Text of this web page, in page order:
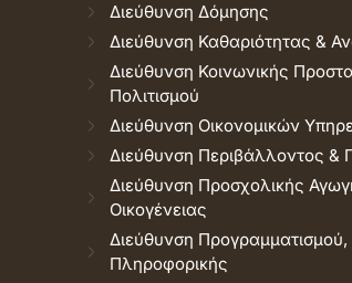
Διεύθυνση Δόμησης
Διεύθυνση Καθαριότητας &
Διεύθυνση Κοινωνικής
Πολιτισμού
Διεύθυνση Οικονομικών
Διεύθυνση Περιβάλλοντος &
Διεύθυνση Προσχολικής
Οικογένειας
Διεύθυνση
Πληροφορικής